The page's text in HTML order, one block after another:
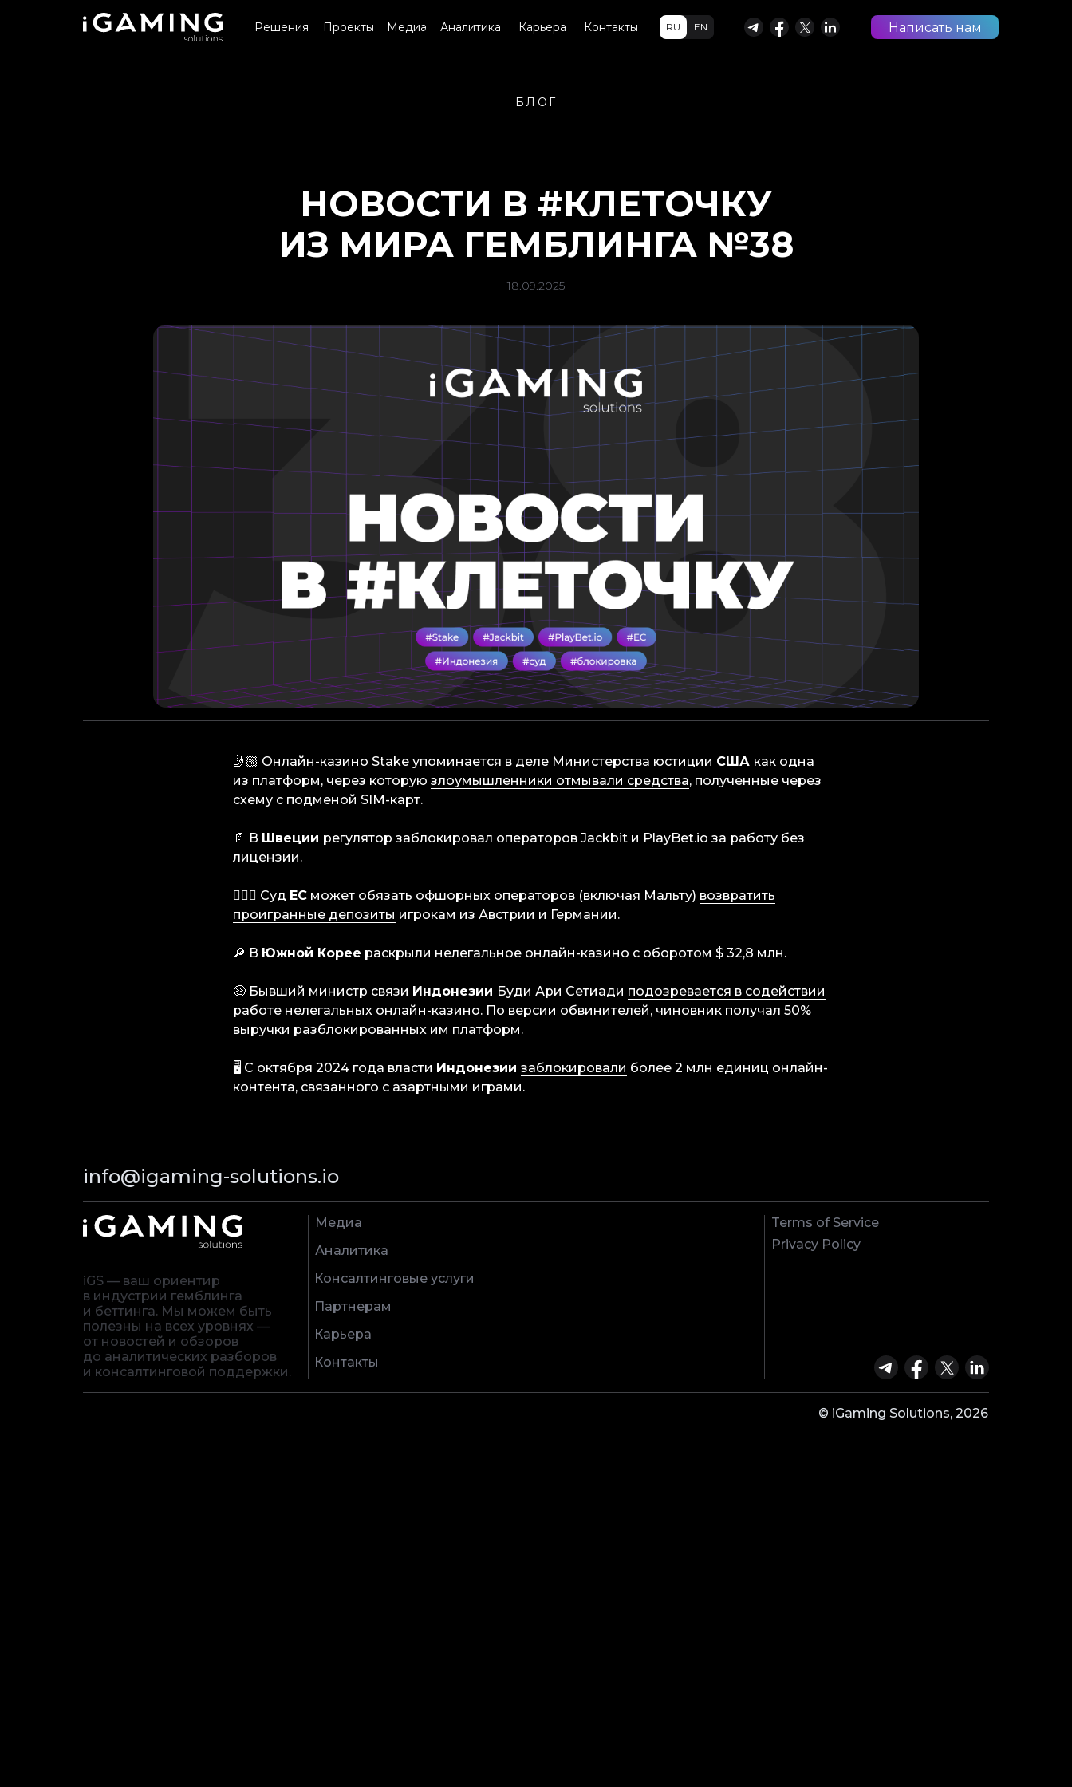
Написать нам
RU EN
Решения Проекты Медиа Аналитика Контакты
Карьера
БЛОГ
НОВОСТИ В #КЛЕТОЧКУ
ИЗ МИРА ГЕМБЛИНГА №38
18.09.2025
🤳🏼 Онлайн-казино Stake упоминается в деле Министерства юстиции США как одна
из платформ, через которую злоумышленники отмывали средства, полученные через
схему с подменой SIM-карт.
📄 В Швеции регулятор заблокировал операторов Jackbit и PlayBet.io за работу без
лицензии.
👨🏼‍⚖️ Суд ЕС может обязать офшорных операторов (включая Мальту) возвратить
проигранные депозиты игрокам из Австрии и Германии.
🔎 В Южной Корее раскрыли нелегальное онлайн-казино с оборотом $ 32,8 млн.
🤑 Бывший министр связи Индонезии Буди Ари Сетиади подозревается в содействии
работе нелегальных онлайн-казино. По версии обвинителей, чиновник получал 50%
выручки разблокированных им платформ.
🖥 С октября 2024 года власти Индонезии заблокировали более 2 млн единиц онлайн-
контента, связанного с азартными играми.
info@igaming-solutions.io
iGS — ваш ориентир
в индустрии гемблинга
и беттинга. Мы можем быть
полезны на всех уровнях —
от новостей и обзоров
до аналитических разборов
и консалтинговой поддержки.
Аналитика
Медиа
Консалтинговые услуги
Контакты
Terms of Service
Privacy Policy
© iGaming Solutions, 2026
Карьера
Партнерам